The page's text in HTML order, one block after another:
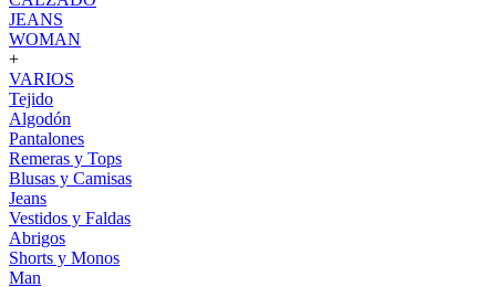
JEANS
WOMAN
+
VARIOS
Tejido
Algodón
Pantalones
Remeras y Tops
Blusas y Camisas
Jeans
Vestidos y Faldas
Abrigos
Shorts y Monos
Man